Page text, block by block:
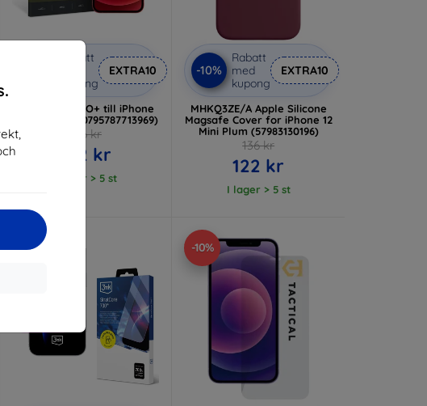
Rabatt
kupong
EXTRA10
HOFI FULL PRO+ till iPhone
12 Mini svart (0795787713969)
136 kr
122 kr
I lager > 5 st
-10%
Rabatt
med
kupong
EXTRA10
MHKQ3ZE/A Apple Silicone
Magsafe Cover for iPhone 12
Mini Plum (57983130196)
136 kr
122 kr
I lager > 5 st
-10% -10%